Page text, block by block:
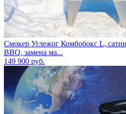
Смокер Углежог Комбобокс L,
BBQ, замена ма...
149 900 руб.